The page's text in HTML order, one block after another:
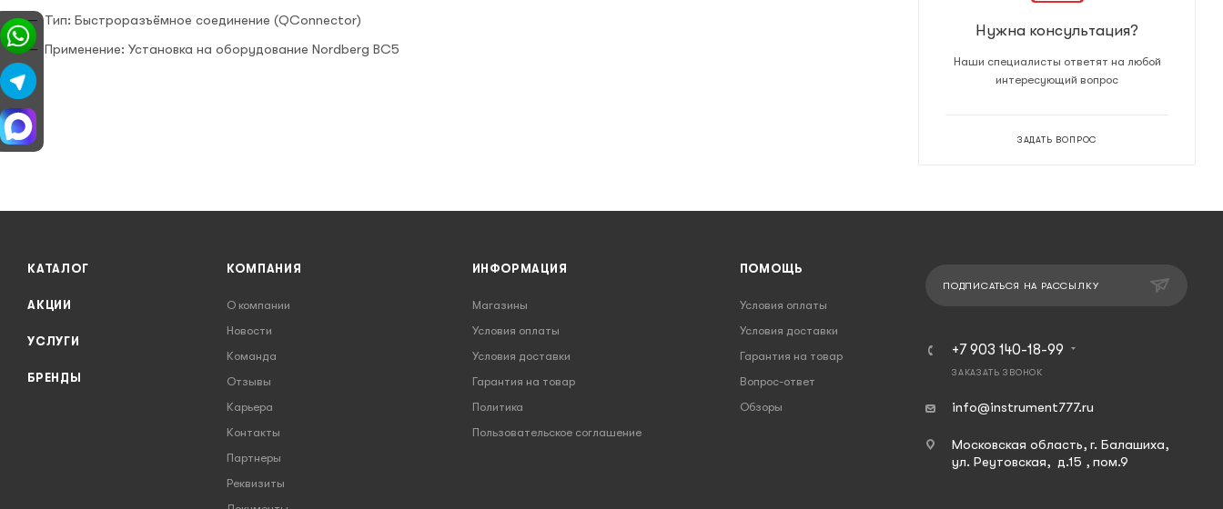
Тип: Быстроразъёмное соединение (QConnector)
Применение: Установка на оборудование Nordberg BC5
Нужна консультация?
Наши специалисты ответят на любой
интересующий вопрос
ЗАДАТЬ ВОПРОС
КАТАЛОГ
АКЦИИ
УСЛУГИ
БРЕНДЫ
КОМПАНИЯ
О компании
Новости
Команда
Отзывы
Карьера
Контакты
Партнеры
Реквизиты
ИНФОРМАЦИЯ
Магазины
Условия оплаты
Условия доставки
Гарантия на товар
Политика
Пользовательское соглашение
ПОМОЩЬ
Условия оплаты
Условия доставки
Гарантия на товар
Вопрос-ответ
Обзоры
ПОДПИСАТЬСЯ НА РАССЫЛКУ
+7 903 140-18-99
ЗАКАЗАТЬ ЗВОНОК
info@instrument777.ru
Московская область, г. Балашиха,
ул. Реутовская, д.15 , пом.9